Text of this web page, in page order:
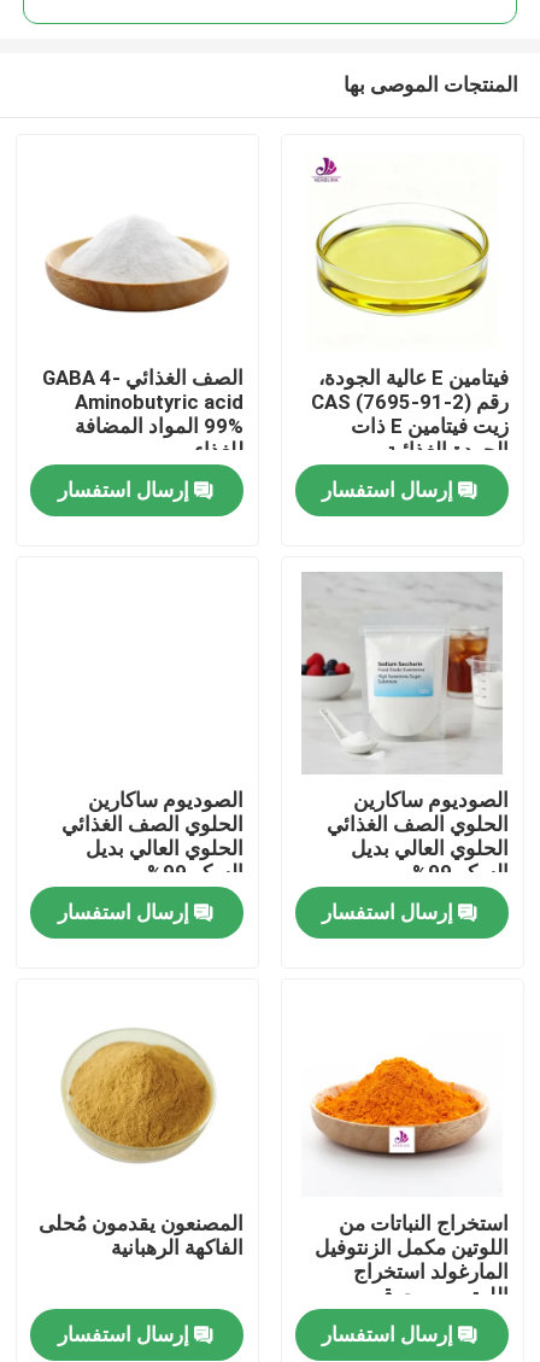
بيت
منتجات
أشرطة فيديو
معلومات عنا
اتصل بنا
اطلب اقتباس
مستخلصات نباتية طبيعية
المنتجات الموصى بها
فيتامين E عالية الجودة،
رقم CAS (7695-91-2)
زيت فيتامين E ذات
الجودة الغذائية
إرسال استفسار
الصف الغذائي GABA 4-
Aminobutyric acid
99% المواد المضافة
للغذاء
إرسال استفسار
الصوديوم ساكارين
الحلوي الصف الغذائي
الحلوي العالي بديل
السكر 99%
إرسال استفسار
الصوديوم ساكارين
الحلوي الصف الغذائي
الحلوي العالي بديل
السكر 99%
إرسال استفسار
استخراج النباتات من
اللوتين مكمل الزنتوفيل
المارغولد استخراج
اللوتين مسحوق
إرسال استفسار
المصنعون يقدمون مُحلى
الفاكهة الرهبانية
إرسال استفسار